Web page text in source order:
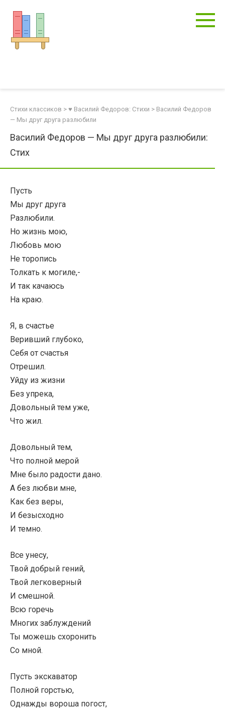
контенту
Стихи классиков > ♥ Василий Федоров: Стихи > Василий Федоров
— Мы друг друга разлюбили
Василий Федоров — Мы друг друга разлюбили:
Стих
Пусть
Мы друг друга
Разлюбили.
Но жизнь мою,
Любовь мою
Не торопись
Толкать к могиле,-
И так качаюсь
На краю.
Я, в счастье
Веривший глубоко,
Себя от счастья
Отрешил.
Уйду из жизни
Без упрека,
Довольный тем уже,
Что жил.
Довольный тем,
Что полной мерой
Мне было радости дано.
А без любви мне,
Как без веры,
И безысходно
И темно.
Все унесу,
Твой добрый гений,
Твой легковерный
И смешной.
Всю горечь
Многих заблуждений
Ты можешь схоронить
Со мной.
Пусть экскаватор
Полной горстью,
Однажды вороша погост,